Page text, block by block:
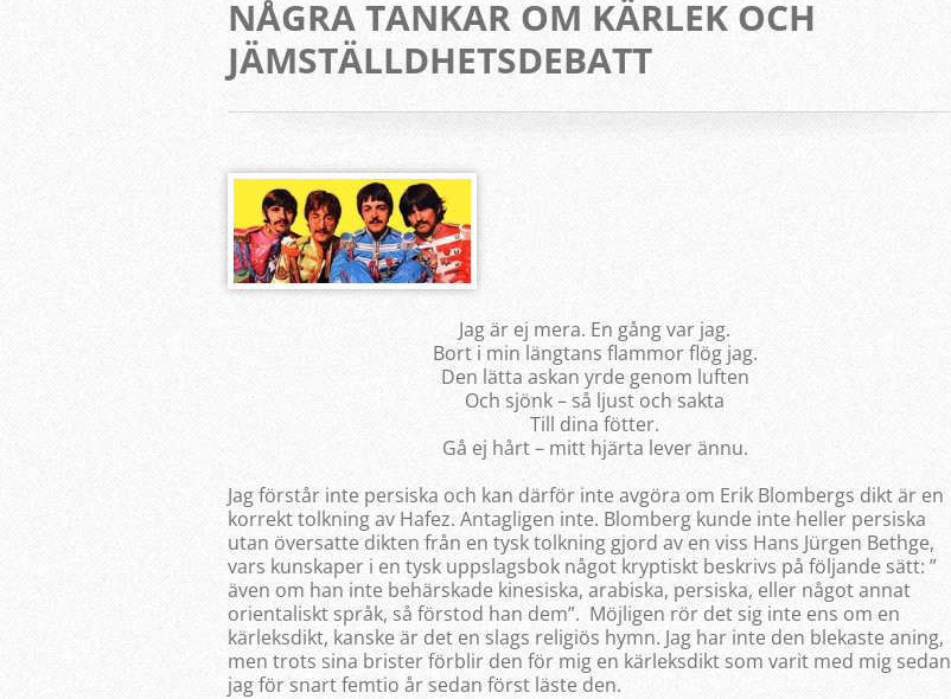
NÅGRA TANKAR OM KÄRLEK OCH
JÄMSTÄLLDHETSDEBATT
Jag är ej mera. En gång var jag.
Bort i min längtans flammor flög jag.
Den lätta askan yrde genom luften
Och sjönk – så ljust och sakta
Till dina fötter.
Gå ej hårt – mitt hjärta lever ännu.
Jag förstår inte persiska och kan därför inte avgöra om Erik Blombergs dikt är en
korrekt tolkning av Hafez. Antagligen inte. Blomberg kunde inte heller persiska
utan översatte dikten från en tysk tolkning gjord av en viss Hans Jürgen Bethge,
vars kunskaper i en tysk uppslagsbok något kryptiskt beskrivs på följande sätt: ”
även om han inte behärskade kinesiska, arabiska, persiska, eller något annat
orientaliskt språk, så förstod han dem”. Möjligen rör det sig inte ens om en
kärleksdikt, kanske är det en slags religiös hymn. Jag har inte den blekaste aning,
men trots sina brister förblir den för mig en kärleksdikt som varit med mig sedan
jag för snart femtio år sedan först läste den.